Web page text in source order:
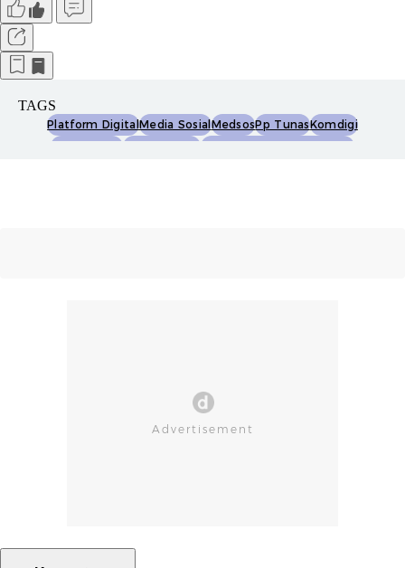
TAGS
Platform DigitalMedia SosialMedsosPp TunasKomdigi